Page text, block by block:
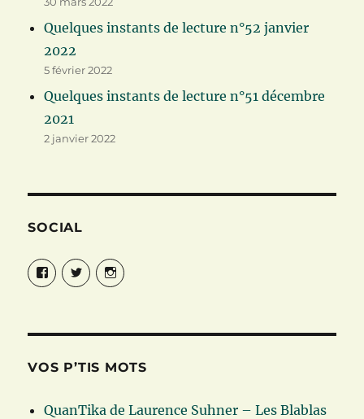
Quelques instants de lecture n°52 janvier
2022
5 février 2022
Quelques instants de lecture n°51 décembre
2021
2 janvier 2022
SOCIAL
FacebookTwitterInstagram
VOS P’TIS MOTS
QuanTika de Laurence Suhner – Les Blablas